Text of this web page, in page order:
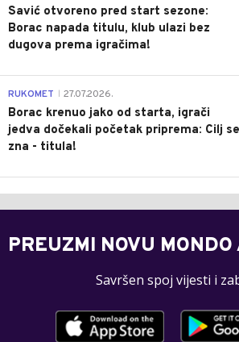
Savić otvoreno pred start sezone:
Borac napada titulu, klub ulazi bez
dugova prema igračima!
RUKOMET 27.07.2026.
Borac krenuo jako od starta, igrači
jedva dočekali početak priprema: Cilj se
zna - titula!
PREUZMI NOVU
Savršen spoj vijesti i